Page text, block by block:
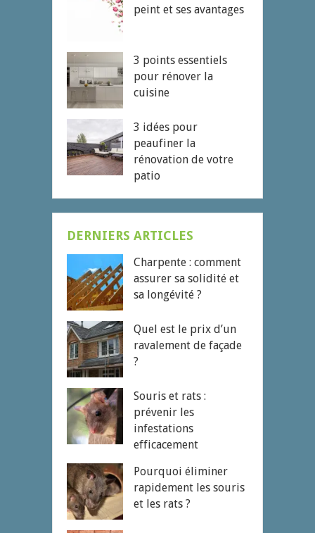
peint et ses avantages
3 points essentiels
pour rénover la
cuisine
3 idées pour
peaufiner la
rénovation de votre
patio
DERNIERS ARTICLES
Charpente : comment
assurer sa solidité et
sa longévité ?
Quel est le prix d’un
ravalement de façade
?
Souris et rats :
prévenir les
infestations
efficacement
Pourquoi éliminer
rapidement les souris
et les rats ?